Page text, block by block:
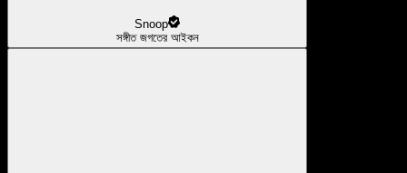
Snoop
সঙ্গীত জগতের আইকন